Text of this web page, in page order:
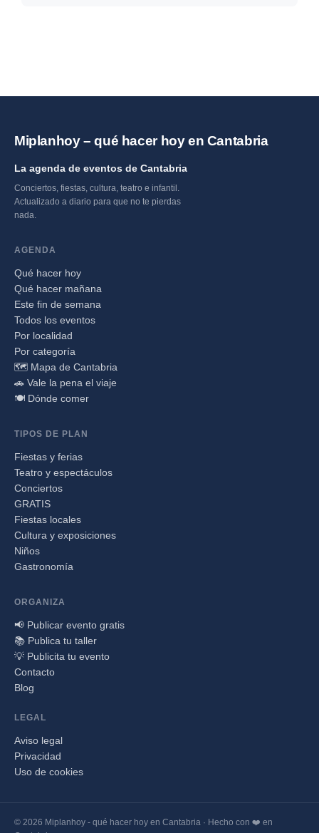
Miplanhoy – qué hacer hoy en Cantabria
La agenda de eventos de Cantabria
Conciertos, fiestas, cultura, teatro e infantil.
Actualizado a diario para que no te pierdas
nada.
AGENDA
Qué hacer hoy
Qué hacer mañana
Este fin de semana
Todos los eventos
Por localidad
Por categoría
🗺️ Mapa de Cantabria
🚗 Vale la pena el viaje
🍽️ Dónde comer
TIPOS DE PLAN
Fiestas y ferias
Teatro y espectáculos
Conciertos
GRATIS
Fiestas locales
Cultura y exposiciones
Niños
Gastronomía
ORGANIZA
📢 Publicar evento gratis
📚 Publica tu taller
💡 Publicita tu evento
Contacto
Blog
LEGAL
Aviso legal
Privacidad
Uso de cookies
© 2026 Miplanhoy - qué hacer hoy en Cantabria · Hecho con ❤️ en